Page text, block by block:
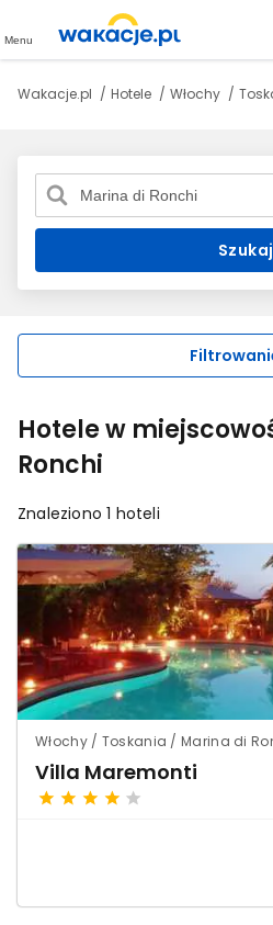
Menu
Wakacje.pl Hotele Włochy
Szukaj
Hotele w
Ronchi
Znaleziono 1 hoteli
Włochy / Toskania / Marina di
Villa Maremonti